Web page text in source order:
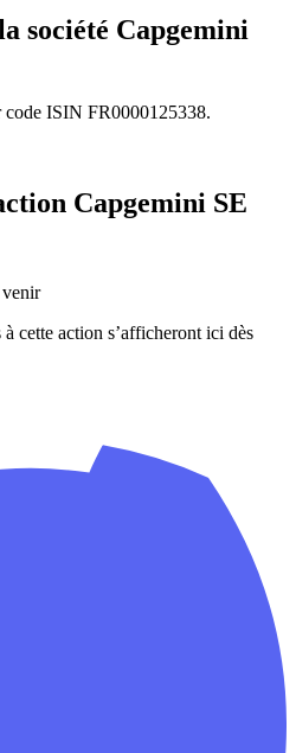
société Capgemini
ISIN FR0000125338.
Capgemini SE
venir
cette action s’afficheront ici dès